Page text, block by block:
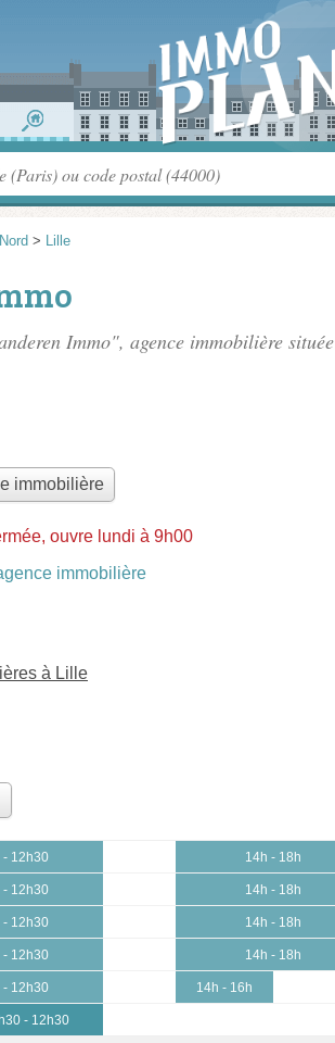
Nord > Lille
Immo", agence immobilière située
immobilière
ouvre lundi à 9h00
immobilière
à Lille
- 12h30 14h - 18h
- 12h30 14h - 18h
- 12h30 14h - 18h
- 12h30 14h - 18h
- 12h30 14h - 16h
- 12h30